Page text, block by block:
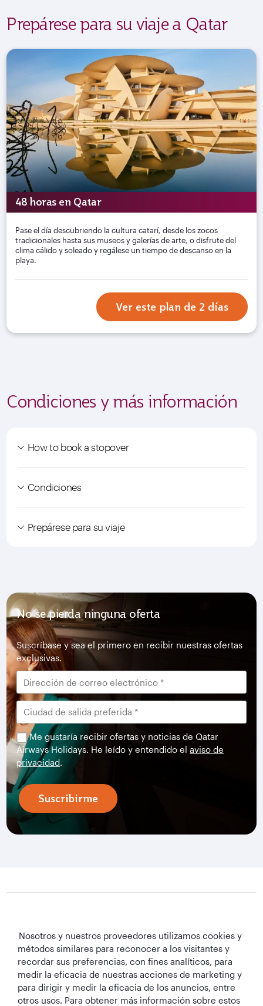
Prepárese para su viaje a Qatar
48 horas en Qatar
Pase el día descubriendo la cultura catarí, desde los zocos
tradicionales hasta sus museos y galerías de arte, o disfrute del
clima cálido y soleado y regálese un tiempo de descanso en la
playa.
Ver este plan de 2 días
Condiciones y más información
How to book a stopover
Condiciones
Prepárese para su viaje
No se pierda ninguna oferta
Suscríbase y sea el primero en recibir nuestras ofertas
exclusivas.
Me gustaría recibir ofertas y noticias de Qatar
Airways Holidays. He leído y entendido elaviso de
privacidad.
Suscribirme
Qatar Airways
Mantengámonos en contacto
Nosotros y nuestros proveedores utilizamos cookies y
métodos similares para reconocer a los visitantes y
recordar sus preferencias, con fines analíticos, para
medir la eficacia de nuestras acciones de marketing y
para dirigir y medir la eficacia de los anuncios, entre
otros usos. Para obtener más información sobre estos